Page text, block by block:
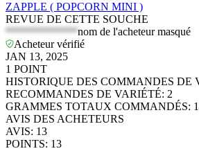
ZAPPLE ( POPCORN MINI )
REVUE DE CETTE SOUCHE
*************nom de l'acheteur masqué
Acheteur vérifié
JAN 13, 2025
1 POINT
HISTORIQUE DES COMMANDES DE
RECOMMANDES DE VARIÉTÉ: 2
GRAMMES TOTAUX COMMANDÉS:
AVIS DES ACHETEURS
AVIS: 13
POINTS: 13